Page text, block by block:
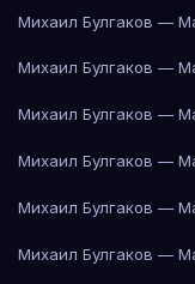
Михаил Булгаков —
Михаил Булгаков —
Михаил Булгаков —
Михаил Булгаков —
Михаил Булгаков —
Михаил Булгаков —